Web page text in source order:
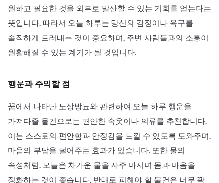
원하고 필요한 것을 외부로 발산할 수 있는 기회를 얻는다는
뜻입니다. 따라서 오늘 하루는 당신의 감정이나 욕구를
솔직하게 드러내는 것이 중요하며, 주변 사람들과의 소통이
원활해질 수 있는 계기가 될 것입니다.
행운과 주의할 점
꿈에서 나타난 노상방뇨와 관련하여 오늘 하루 행운을
가져다줄 물건으로는 편안한 속옷이나 의류를 추천합니다.
이는 스스로의 편안함과 안정감을 느낄 수 있도록 도와주며,
마음의 부담을 덜어주는 효과가 있습니다. 또한 물의
속성처럼, 오늘은 차가운 물을 자주 마시며 몸과 마음을
정화하는 것이 좋습니다. 반대로 피해야 할 물건은 너무 꽉